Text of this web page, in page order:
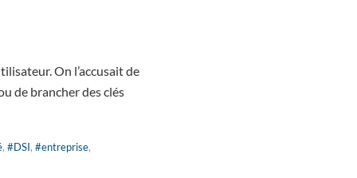
On l’accusait de
de brancher des clés
, #DSI, #entreprise,